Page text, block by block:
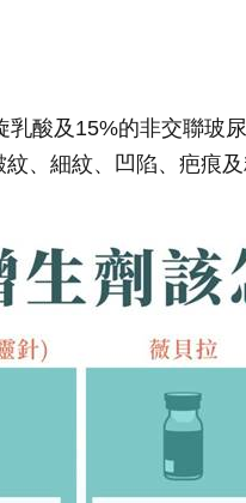
酸及15%的非交聯
、細紋、凹陷、疤痕及